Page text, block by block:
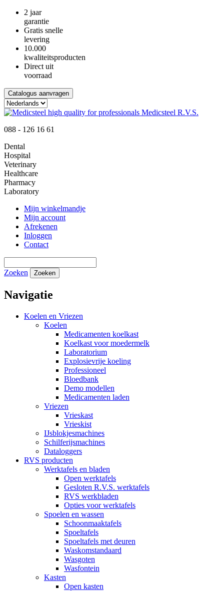
2 jaar
garantie
Gratis snelle
levering
10.000
kwaliteitsproducten
Direct uit
voorraad
Catalogus aanvragen
088 - 126 16 61
Dental
Hospital
Veterinary
Healthcare
Pharmacy
Laboratory
Mijn winkelmandje
Mijn account
Afrekenen
Inloggen
Contact
Zoeken Zoeken
Navigatie
Koelen en Vriezen
Koelen
Medicamenten koelkast
Koelkast voor moedermelk
Laboratorium
Explosievrije koeling
Professioneel
Bloedbank
Demo modellen
Medicamenten laden
Vriezen
Vrieskast
Vrieskist
IJsblokjesmachines
Schilferijsmachines
Dataloggers
RVS producten
Werktafels en bladen
Open werktafels
Gesloten R.V.S. werktafels
RVS werkbladen
Opties voor werktafels
Spoelen en wassen
Schoonmaaktafels
Spoeltafels
Spoeltafels met deuren
Waskomstandaard
Wasgoten
Wasfontein
Kasten
Open kasten